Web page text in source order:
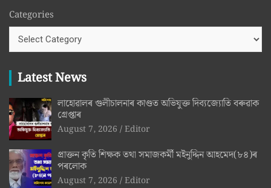
Categories
Latest News
লাহোৱালৰ গুলীচালনাৰ কাণ্ডত অভিযুক্ত দিব্যজ্যোতি বৰুৱাক
গ্ৰেপ্তাৰ
August 7, 2026 Editor
প্ৰাক্তন কৃতি শিক্ষক তথা সমাজকৰ্মী মইনুদ্দিন আহমেদ(৮৪)ৰ
পৰলোক
August 7, 2026 Editor